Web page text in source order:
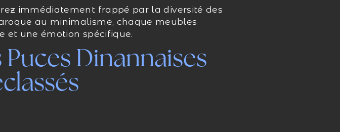
immédiatement frappé par la diversité des
au minimalisme, chaque meubles
et une émotion spécifique.
Dinannaises